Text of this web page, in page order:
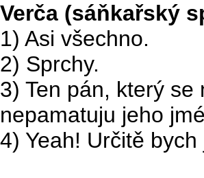
Verča (sáňkařský
1) Asi všechno.
2) Sprchy.
3) Ten pán, který
nepamatuju jeho
4) Yeah! Určitě bych